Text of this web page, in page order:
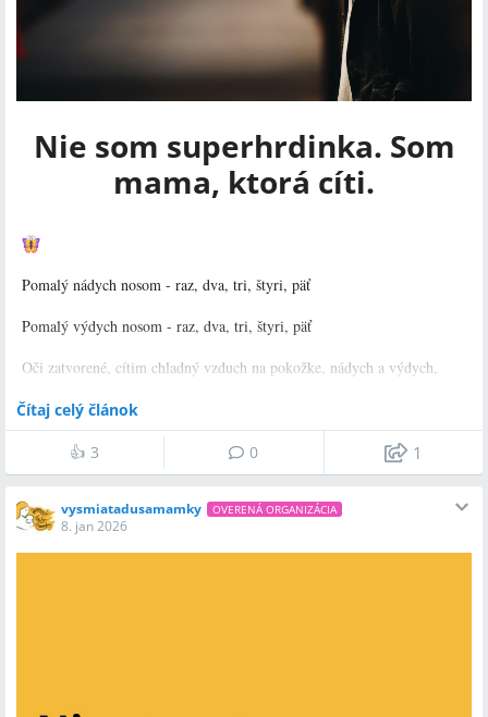
Nie som superhrdinka. Som
mama, ktorá cíti.
Pomalý nádych nosom - raz, dva, tri, štyri, päť
Pomalý výdych nosom - raz, dva, tri, štyri, päť
Oči zatvorené, cítim chladný vzduch na pokožke, nádych a výdych,
Dobre je, zvládnem to, môžem ísť
Pre syna do škôlky
Čítaj celý článok
👍 3 0 1
vysmiatadusamamky OVERENÁ ORGANIZÁCIA
8. jan 2026